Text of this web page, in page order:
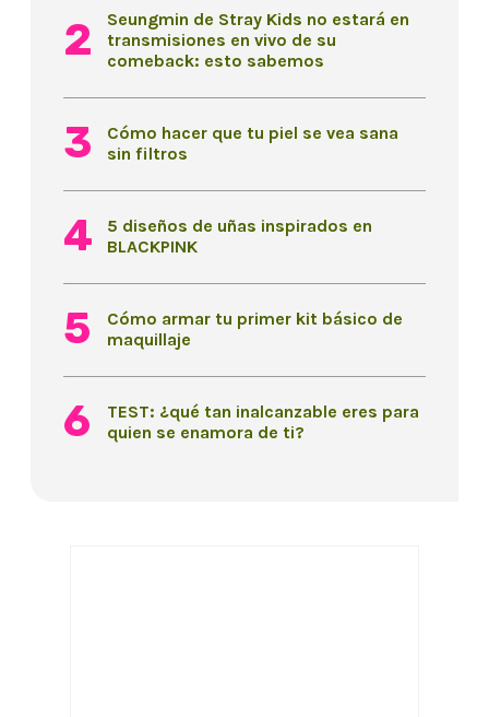
Seungmin de Stray Kids no estará en
transmisiones en vivo de su
comeback: esto sabemos
Cómo hacer que tu piel se vea sana
sin filtros
5 diseños de uñas inspirados en
BLACKPINK
Cómo armar tu primer kit básico de
maquillaje
TEST: ¿qué tan inalcanzable eres para
quien se enamora de ti?